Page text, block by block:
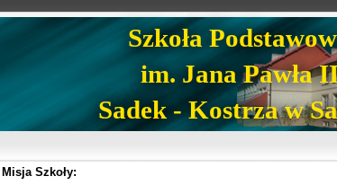
Szkoła
im. Jana Pawła
Sadek - Kostrza w
Misja Szkoły: